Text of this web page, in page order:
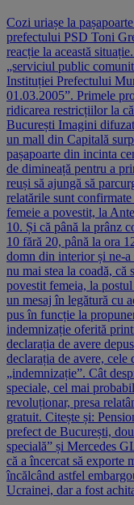
Cozi uriașe la
prefectului PSD Toni
reacție la această
„serviciul public
Instituției Prefectului
01.03.2005”. Primele
ridicarea restricțiilor la
București Imagini
un mall din Capitală
pașapoarte din incinta
de dimineață pentru a
reuși să ajungă să
relatările sunt
femeie a povestit, la
10. Și că până la prânz
10 fără 20, până la ora
domn din interior și ne-a
nu mai stea la coadă, că
povestit femeia, la
un mesaj în legătură cu
pus în funcție la
indemnizație oferită
declarația de avere
declarația de avere, cele
„indemnizație”. Cât
speciale, cel mai
revoluționar, presa
gratuit. Citește și:
prefect de București,
specială” și Mercedes
că a încercat să exporte
încălcând astfel
Ucrainei, dar a fost